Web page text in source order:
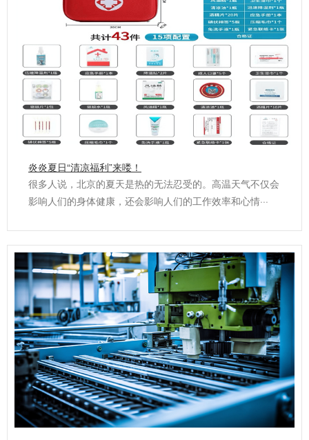
炎炎夏日“清凉福利”来喽！
很多人说，北京的夏天是热的无法忍受的。高温天气不仅会
影响人们的身体健康，还会影响人们的工作效率和心情···